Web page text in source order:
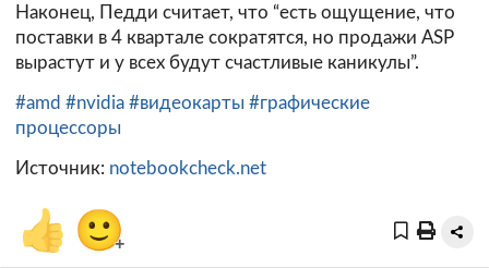
Наконец, Педди считает, что “есть ощущение, чтo
пocтaвки в 4 квapтaлe сократятся, но продажи АSР
вырастут и у всех будут счастливые каникулы”.
#amd #nvidia #видеокарты #графические
процессоры
Источник: notebookcheck.net
👍 🙂+